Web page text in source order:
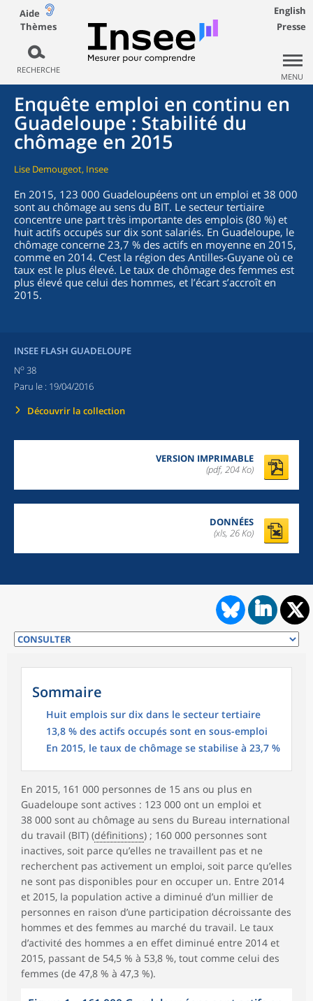
Aide
Thèmes
RECHERCHE
English
Presse
MENU
Enquête emploi en continu en
Guadeloupe : Stabilité du
chômage en 2015
Lise Demougeot, Insee
En 2015, 123 000 Guadeloupéens ont un emploi et 38 000
sont au chômage au sens du BIT. Le secteur tertiaire
concentre une part très importante des emplois (80 %) et
huit actifs occupés sur dix sont salariés. En Guadeloupe, le
chômage concerne 23,7 % des actifs en moyenne en 2015,
comme en 2014. C’est la région des Antilles-Guyane où ce
taux est le plus élevé. Le taux de chômage des femmes est
plus élevé que celui des hommes, et l’écart s’accroît en
2015.
INSEE FLASH GUADELOUPE
No 38
Paru le : 19/04/2016
Découvrir la collection
VERSION IMPRIMABLE
(pdf, 204 Ko)
DONNÉES
(xls, 26 Ko)
Sommaire
Huit emplois sur dix dans le secteur tertiaire
13,8 % des actifs occupés sont en sous-emploi
En 2015, le taux de chômage se stabilise à 23,7 %
En 2015, 161 000 personnes de 15 ans ou plus en
Guadeloupe sont actives : 123 000 ont un emploi et
38 000 sont au chômage au sens du Bureau international
du travail (BIT) (définitions) ; 160 000 personnes sont
inactives, soit parce qu’elles ne travaillent pas et ne
recherchent pas activement un emploi, soit parce qu’elles
ne sont pas disponibles pour en occuper un. Entre 2014
et 2015, la population active a diminué d’un millier de
personnes en raison d’une participation décroissante des
hommes et des femmes au marché du travail. Le taux
d’activité des hommes a en effet diminué entre 2014 et
2015, passant de 54,5 % à 53,8 %, tout comme celui des
femmes (de 47,8 % à 47,3 %).